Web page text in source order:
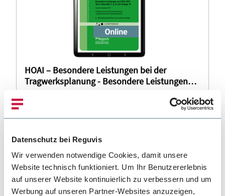
Datenschutz bei Reguvis
Wir verwenden notwendige Cookies, damit unsere
Website technisch funktioniert. Um Ihr Benutzererlebnis
auf unserer Website kontinuierlich zu verbessern und um
Werbung auf unseren Partner-Websites anzuzeigen,
HOAI – Besondere Leistungen bei der
Tragwerksplanung - Besondere Leistungen
16,80 €inkl. MwSt.